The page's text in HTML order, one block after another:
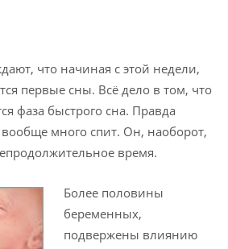
что начиная с этой недели,
первые сны. Всё дело в том, что
фаза быстрого сна. Правда
много спит. Он, наоборот,
время.
Более половины
беременных,
подвержены влиянию